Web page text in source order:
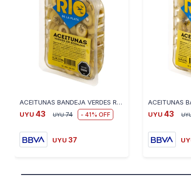
ACEITUNAS BANDEJA VERDES RODAJAS RIO DE LA PLATA 200 GR
UYU 43 UYU 74 41
UYU 37
UYU 43